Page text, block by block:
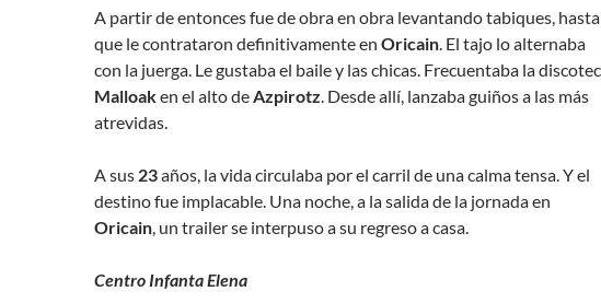
A partir de entonces fue de obra en obra levantando tabiques, hasta
que le contrataron definitivamente en Oricain. El tajo lo alternaba
con la juerga. Le gustaba el baile y las chicas. Frecuentaba la
Malloaken el alto deAzpirotz. Desde allí, lanzaba guiños a las más
atrevidas.
A sus 23años, la vida circulaba por el carril de una calma tensa. Y el
destino fue implacable. Una noche, a la salida de la jornada en
Oricain, un trailer se interpuso a su regreso a casa.
Centro Infanta Elena